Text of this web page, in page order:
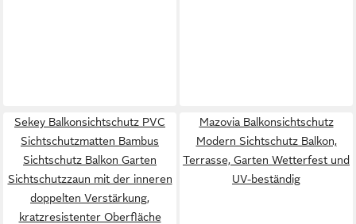
Sekey Balkonsichtschutz PVC
Sichtschutzmatten Bambus
Sichtschutz Balkon Garten
Sichtschutzzaun mit der inneren
doppelten Verstärkung,
kratzresistenter Oberfläche
Mazovia Balkonsichtschutz
Modern Sichtschutz Balkon,
Terrasse, Garten Wetterfest und
UV-beständig